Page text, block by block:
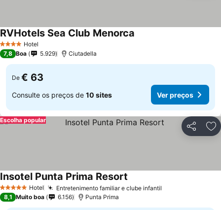
4 EstrelasHotel
RVHotels Sea Club Menorca
7,8 Boa 5.929 Ciutadella
De € 63
Consulte os preços de 10 sites Ver preços
Partilhar
Escolha popular
5 Estrelas Hotel Entretenimento familiar e clube infantil
Insotel Punta Prima Resort
8,1 Muito boa 6.156 Punta Prima